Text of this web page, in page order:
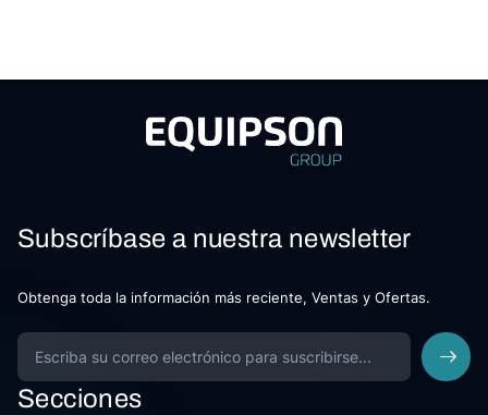
Subscríbase a nuestra newsletter
Obtenga toda la información más reciente, Ventas y Ofertas.
Secciones